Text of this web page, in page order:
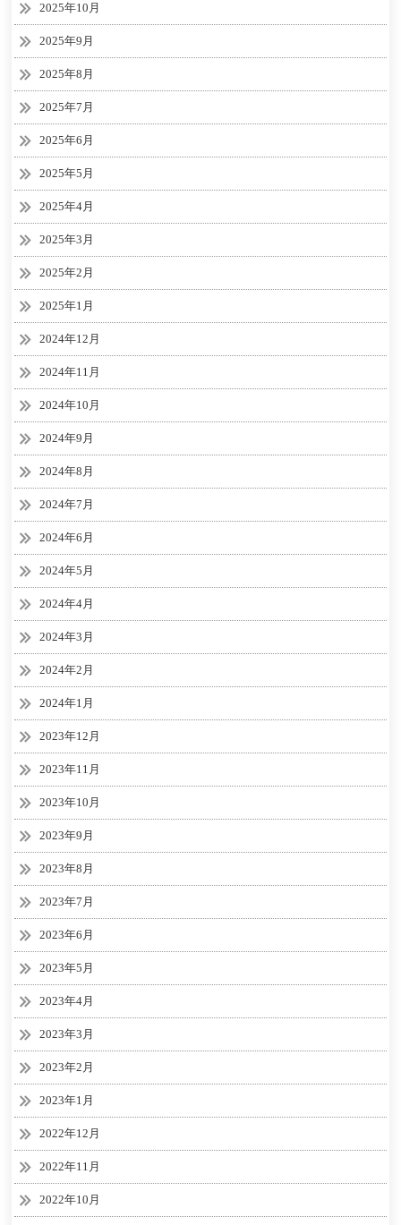
2025年10月
2025年9月
2025年8月
2025年7月
2025年6月
2025年5月
2025年4月
2025年3月
2025年2月
2025年1月
2024年12月
2024年11月
2024年10月
2024年9月
2024年8月
2024年7月
2024年6月
2024年5月
2024年4月
2024年3月
2024年2月
2024年1月
2023年12月
2023年11月
2023年10月
2023年9月
2023年8月
2023年7月
2023年6月
2023年5月
2023年4月
2023年3月
2023年2月
2023年1月
2022年12月
2022年11月
2022年10月